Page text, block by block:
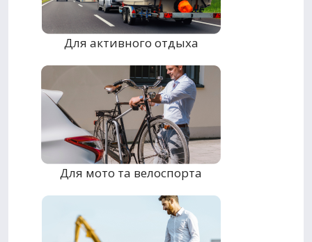
Для активного отдыха
Для мото та велоспорта